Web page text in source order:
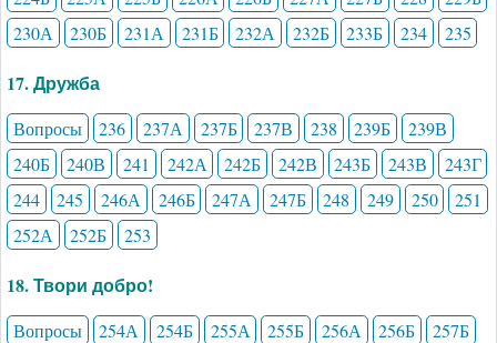
230А
230Б 231А 231Б 232А 232Б 233Б 234 235
17. Дружба
Вопросы 236 237А 237Б 237В 238 239Б
239В
240Б
240В 241 242А 242Б 242В 243Б 243В
243Г
244
245 246А 246Б 247А 247Б 248 249 250
251
252А
252Б 253
18. Твори добро!
Вопросы 254А 254Б 255А 255Б 256А 256Б
257Б